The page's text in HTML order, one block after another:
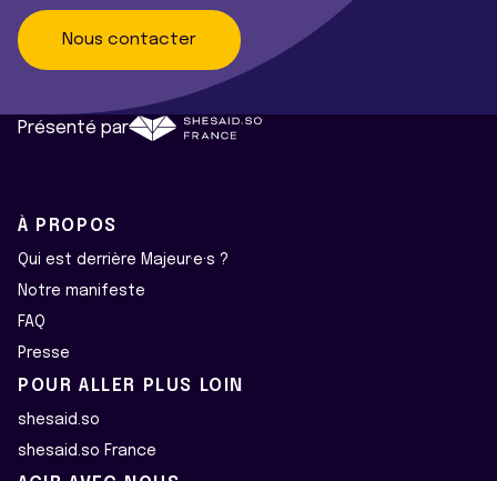
Nous contacter
Présenté par
À PROPOS
Qui est derrière Majeur·e·s ?
Notre manifeste
FAQ
Presse
POUR ALLER PLUS LOIN
shesaid.so
shesaid.so France